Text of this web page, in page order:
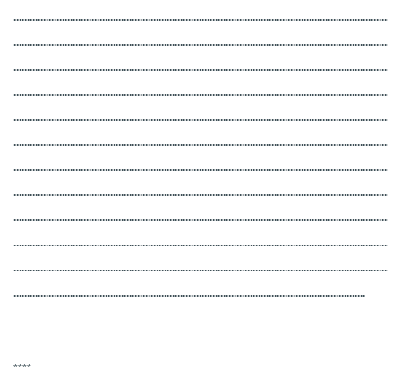
...................................................................................................................................
****